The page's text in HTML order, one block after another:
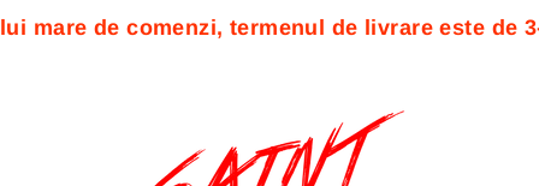
mare de comenzi, termenul de livrare este de